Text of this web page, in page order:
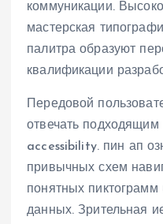
коммуникации.
мастерская
палитра образуют
квалификации
Передовой
отвечать
accessibility. пин ап
привычных схем
понятных
данных. Зрительная